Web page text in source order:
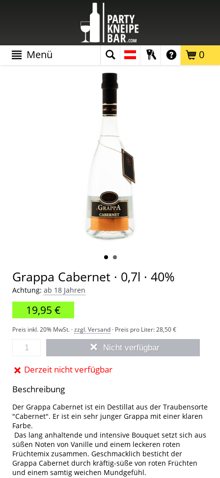
0
Menü
Grappa Cabernet · 0,7l · 40%
Achtung: ab 18 Jahren
19,95 €
Preis inkl. 20% MwSt. ·zzgl. Versand · Preis pro Liter:28,50 €
Nicht verfügbar
Derzeit nicht verfügbar
Beschreibung
Der Grappa Cabernet ist ein Destillat aus der Traubensorte
"Cabernet". Er ist ein sehr junger Grappa mit einer klaren
Farbe.
Das lang anhaltende und intensive Bouquet setzt sich aus
süßen Noten von Vanille und einem leckeren roten
Früchtemix zusammen. Geschmacklich besticht der
Grappa Cabernet durch kräftig-süße von roten Früchten
und einem samtig weichen Mundgefühl.